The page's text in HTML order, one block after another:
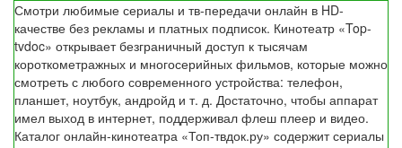
Смотри любимые сериалы и тв-передачи онлайн в HD-
качестве без рекламы и платных подписок. Кинотеатр «Top-
tvdoc» открывает безграничный доступ к тысячам
короткометражных и многосерийных фильмов, которые можно
смотреть с любого современного устройства: телефон,
планшет, ноутбук, андройд и т. д. Достаточно, чтобы аппарат
имел выход в интернет, поддерживал флеш плеер и видео.
Каталог онлайн-кинотеатра «Топ-твдок.ру» содержит сериалы